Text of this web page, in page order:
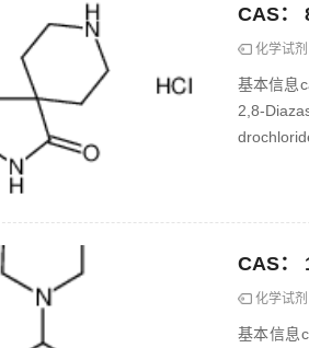
化学试剂
基本信息
2,8-
化学试剂
基本信息